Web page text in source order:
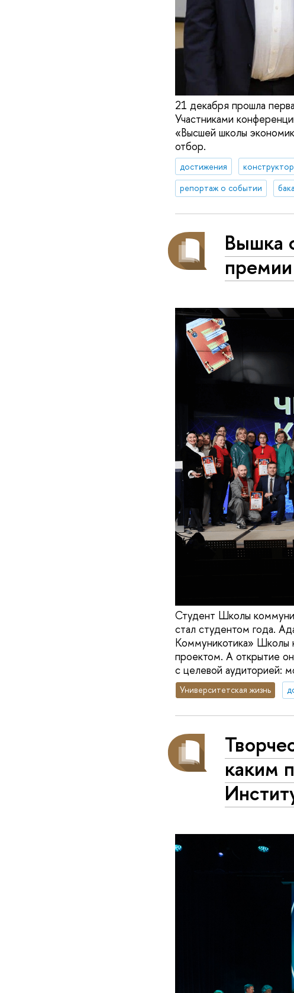
21 декабря прошла
Участниками
«Высшей школы
отбор.
достижения
репортаж о событии
Вышка
Студент Школы
стал студентом года.
Коммуникотика» Школы
проектом. А открытие
с целевой аудиторией:
Университетская жизнь
каким